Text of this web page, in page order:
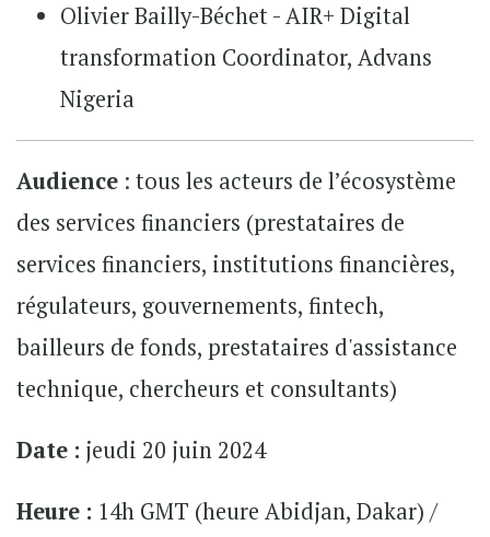
Olivier Bailly-Béchet - AIR+ Digital
transformation Coordinator, Advans
Nigeria
Audience : tous les acteurs de l’écosystème
des services financiers (prestataires de
services financiers, institutions financières,
régulateurs, gouvernements, fintech,
bailleurs de fonds, prestataires d'assistance
technique, chercheurs et consultants)
Date : jeudi 20 juin 2024
Heure : 14h GMT (heure Abidjan, Dakar) /